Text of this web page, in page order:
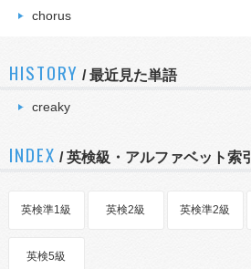
chorus
HISTORY /最近見た単語
creaky
INDEX / 英検級・アルファベット索引
英検準1級 英検2級 英検準2級
英検5級